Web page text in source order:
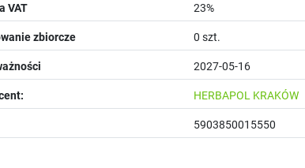
VAT 23%
zbiorcze 0 szt.
2027-05-16
HERBAPOL KRAKÓW
5903850015550